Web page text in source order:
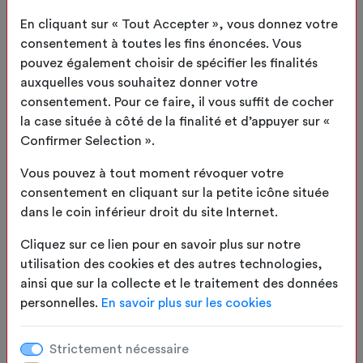
En cliquant sur « Tout Accepter », vous donnez votre
consentement à toutes les fins énoncées. Vous
pouvez également choisir de spécifier les finalités
auxquelles vous souhaitez donner votre
consentement. Pour ce faire, il vous suffit de cocher
la case située à côté de la finalité et d’appuyer sur «
Confirmer Selection ».
Vous pouvez à tout moment révoquer votre
consentement en cliquant sur la petite icône située
dans le coin inférieur droit du site Internet.
Cliquez sur ce lien pour en savoir plus sur notre
utilisation des cookies et des autres technologies,
ainsi que sur la collecte et le traitement des données
personnelles. En savoir plus sur les cookies
Strictement nécessaire
en redirigeant l’utilisateur vers le site de la langue
ou de la filiale correspondante au pays depuis
lequel il semble se connecter ;
en gérant les pics de charge ;
en permettant à l’utilisateur de rester connecté à
certaines parties du site (par exemple aux
systèmes de commande) lors de sa navigation ;
cookies du site lorsque l’utilisateur a accepté leur
utilisation ;
en prenant en compte le refus de l’utilisateur
quant à l’analyse des données collectées sur le site
=> checkbox.
d’améliorer nos services
en obtenant des données statistiques anonymes
de fréquentation concernant l’utilisation du site
visité ;